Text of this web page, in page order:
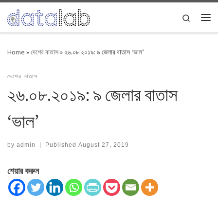
Skip to content
Search
Home »দেশের বাতাস»২৬.০৮.২০১৯: ৯ জেলার বাতাস ‘ভাল’
দেশের বাতাস
২৬.০৮.২০১৯: ৯ জেলার বাতাস
‘ভাল’
by admin | Published August 27, 2019
শেয়ার করুন